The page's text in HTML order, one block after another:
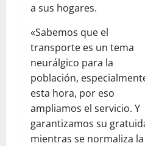
a sus hogares.
«Sabemos que el
transporte es un tema
neurálgico para la
población,
esta hora, por eso
ampliamos el servicio. Y
garantizamos su
mientras se normaliza la